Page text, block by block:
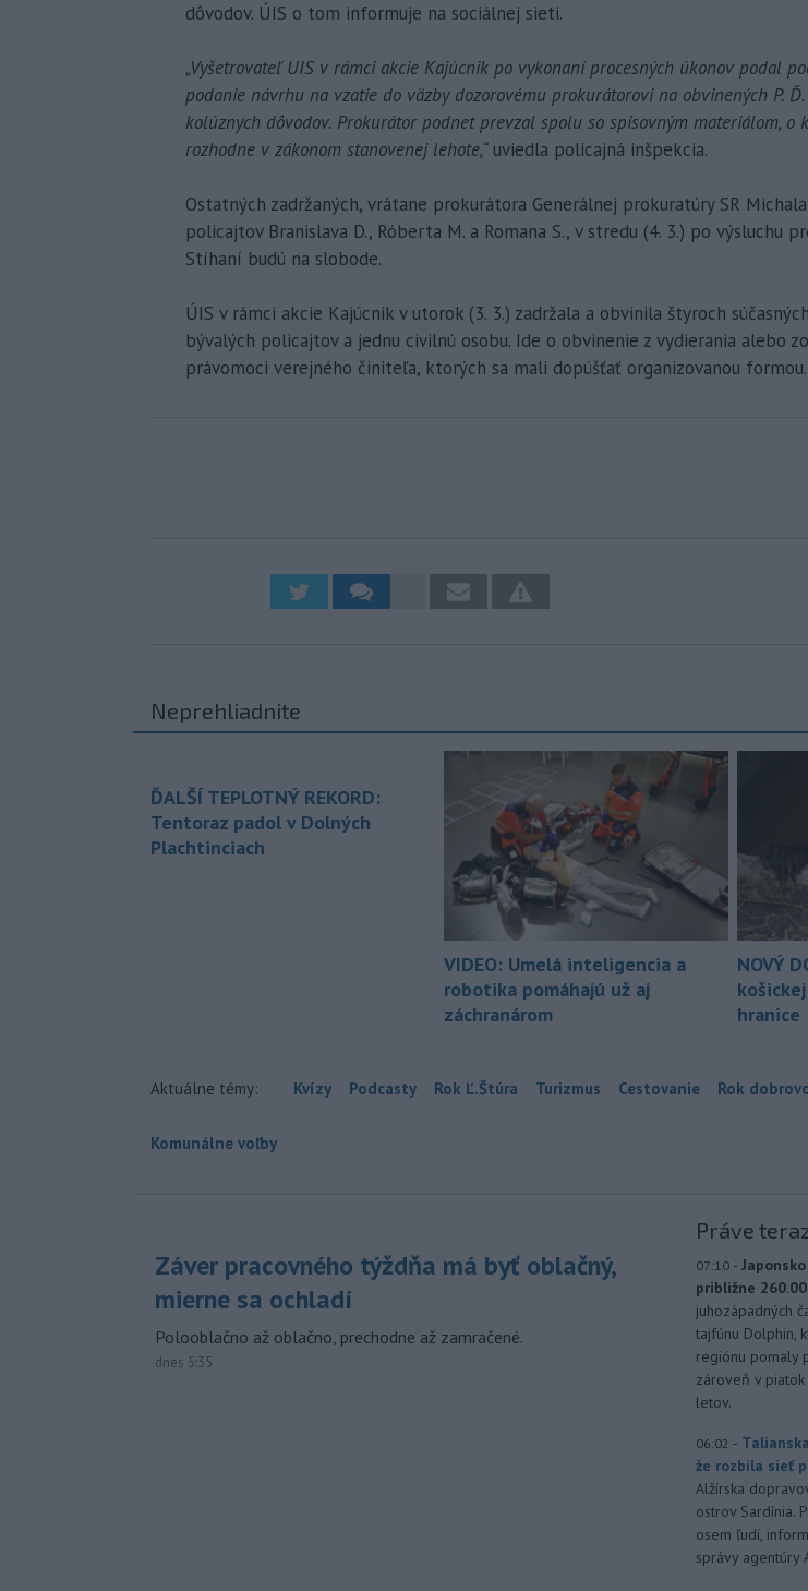
dôvodov. ÚIS o tom informuje na sociálnej sieti.
„Vyšetrovateľ UIS v rámci akcie Kajúcnik po vykonaní procesných úkonov podal
podanie návrhu na vzatie do väzby dozorovému prokurátorovi na obvinených P. Ď.
kolúznych dôvodov. Prokurátor podnet prevzal spolu so spisovným materiálom, o
rozhodne v zákonom stanovenej lehote,“ uviedla policajná inšpekcia.
Ostatných zadržaných, vrátane prokurátora Generálnej prokuratúry SR Michala
policajtov Branislava D., Róberta M. a Romana S., v stredu (4. 3.) po výsluchu
Stíhaní budú na slobode.
ÚIS v rámci akcie Kajúcnik v utorok (3. 3.) zadržala a obvinila štyroch
bývalých policajtov a jednu civilnú osobu. Ide o obvinenie z vydierania alebo
právomoci verejného činiteľa, ktorých sa mali dopúšťať organizovanou formou.
Neprehliadnite
ĎALŠÍ TEPLOTNÝ REKORD:
Tentoraz padol v Dolných
Plachtinciach
VIDEO: Umelá inteligencia a
robotika pomáhajú už aj
záchranárom
NOVÝ
hranice
Aktuálne témy: Kvízy Podcasty Rok Ľ.Štúra Turizmus Cestovanie Rok
Komunálne voľby
Záver pracovného týždňa má byť oblačný,
mierne sa ochladí
Polooblačno až oblačno, prechodne až zamračené.
dnes 5:35
Práve
07:10 -
približne
juhozápadných
tajfúnu Dolphin,
regiónu pomaly
zároveň v
letov.
06:02 -
že rozbila sieť
Alžírska
ostrov Sardínia.
osem ľudí,
správy agentúry